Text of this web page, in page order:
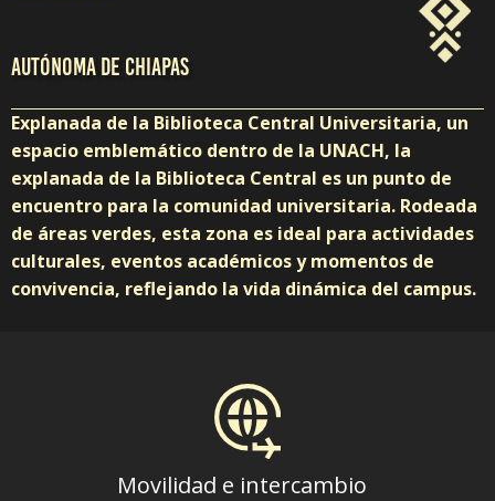
AUTÓNOMA DE CHIAPAS
Explanada de la Biblioteca Central Universitaria, un
espacio emblemático dentro de la UNACH, la
explanada de la Biblioteca Central es un punto de
encuentro para la comunidad universitaria. Rodeada
de áreas verdes, esta zona es ideal para actividades
culturales, eventos académicos y momentos de
convivencia, reflejando la vida dinámica del campus.
Movilidad e intercambio